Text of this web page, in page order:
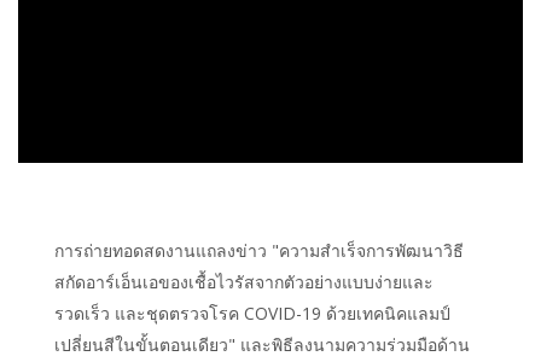
การถ่ายทอดสดงานแถลงข่าว "ความสำเร็จการพัฒนาวิธี
สกัดอาร์เอ็นเอของเชื้อไวรัสจากตัวอย่างแบบง่ายและ
รวดเร็ว และชุดตรวจโรค COVID-19 ด้วยเทคนิคแลมป์
เปลี่ยนสีในขั้นตอนเดียว" และพิธีลงนามความร่วมมือด้าน